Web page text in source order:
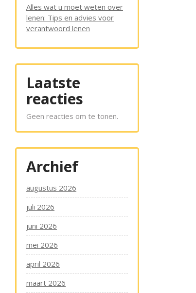
Alles wat u moet weten over
lenen: Tips en advies voor
verantwoord lenen
Laatste
reacties
Geen reacties om te tonen.
Archief
augustus 2026
juli 2026
juni 2026
mei 2026
april 2026
maart 2026